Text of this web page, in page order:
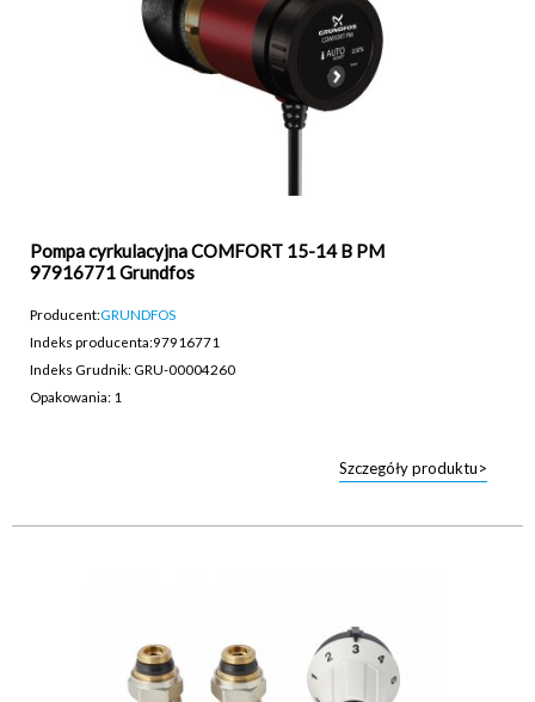
Pompa cyrkulacyjna COMFORT 15-14 B PM
97916771 Grundfos
Producent:GRUNDFOS
Indeks producenta:97916771
Indeks Grudnik: GRU-00004260
Opakowania: 1
Szczegóły produktu>